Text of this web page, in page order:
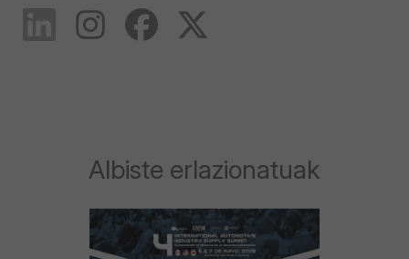
Albiste erlazionatuak